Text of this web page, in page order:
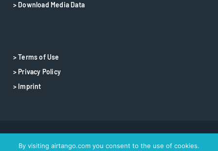
> Download Media Data
> Terms of Use
> Privacy Policy
> Imprint
By visiting airtango.com you consent to the use of cookies.